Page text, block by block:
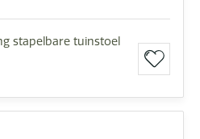
stapelbare tuinstoel